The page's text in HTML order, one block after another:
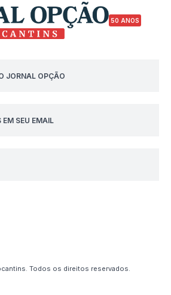
50 ANOS
JORNAL OPÇÃO
EM SEU EMAIL
Todos os direitos reservados.